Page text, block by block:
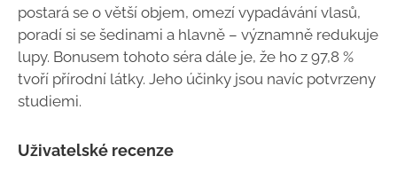
postará se o větší objem, omezí vypadávání vlasů,
poradí si se šedinami a hlavně – významně redukuje
lupy. Bonusem tohoto séra dále je, že ho z 97,8 %
tvoří přírodní látky. Jeho účinky jsou navíc potvrzeny
studiemi.
Uživatelské recenze